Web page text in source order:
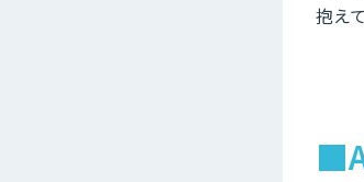
抱え